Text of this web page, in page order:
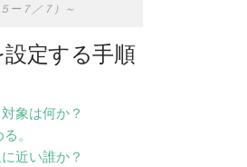
ー７／７）～
定する手順
象は何か？
。
近い誰か？